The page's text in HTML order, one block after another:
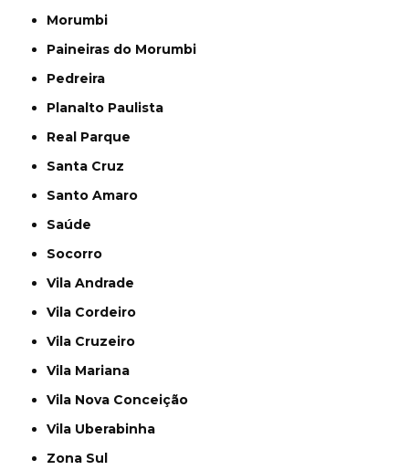
Morumbi
Paineiras do Morumbi
Pedreira
Planalto Paulista
Real Parque
Santa Cruz
Santo Amaro
Saúde
Socorro
Vila Andrade
Vila Cordeiro
Vila Cruzeiro
Vila Mariana
Vila Nova Conceição
Vila Uberabinha
Zona Sul